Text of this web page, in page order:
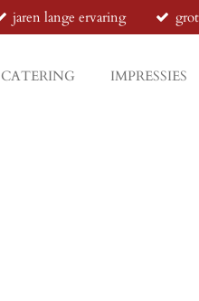
jaren lange ervaring
CATERING IMPRESSIES